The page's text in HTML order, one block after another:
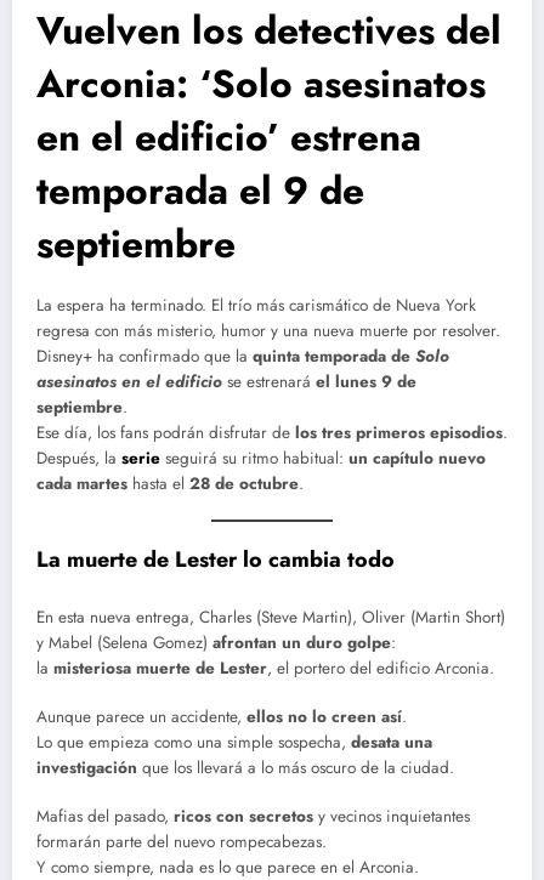
Vuelven los detectives del
Arconia: ‘Solo asesinatos
en el edificio’ estrena
temporada el 9 de
septiembre
La espera ha terminado. El trío más carismático de Nueva York
regresa con más misterio, humor y una nueva muerte por resolver.
Disney+ ha confirmado que la quinta temporada de Solo
asesinatos en el edificio se estrenará el lunes 9 de
septiembre.
Ese día, los fans podrán disfrutar de los tres primeros episodios.
Después, la serie seguirá su ritmo habitual: un capítulo nuevo
cada martes hasta el 28 de octubre.
La muerte de Lester lo cambia todo
En esta nueva entrega, Charles (Steve Martin), Oliver (Martin Short)
y Mabel (Selena Gomez) afrontan un duro golpe:
la misteriosa muerte de Lester, el portero del edificio Arconia.
Aunque parece un accidente, ellos no lo creen así.
Lo que empieza como una simple sospecha, desata una
investigación que los llevará a lo más oscuro de la ciudad.
Mafias del pasado, ricos con secretos y vecinos inquietantes
formarán parte del nuevo rompecabezas.
Y como siempre, nada es lo que parece en el Arconia.